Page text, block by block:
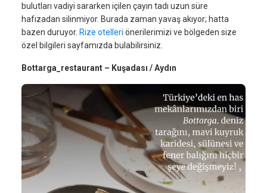
bulutları vadiyi sararken içilen çayın tadı uzun süre
hafızadan silinmiyor. Burada zaman yavaş akıyor; hatta
bazen duruyor. Rize otelleri önerilerimizi ve bölgeden size
özel bilgileri sayfamızda bulabilirsiniz.
Bottarga_restaurant – Kuşadası / Aydın